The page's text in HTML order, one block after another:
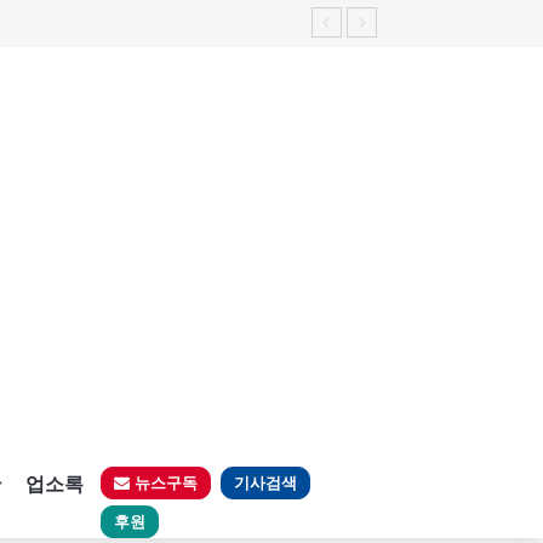
업소록 뉴스구독 기사검색
후원